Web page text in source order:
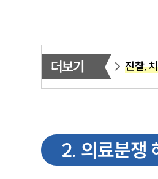
더보기 진찰,
2. 의료분쟁